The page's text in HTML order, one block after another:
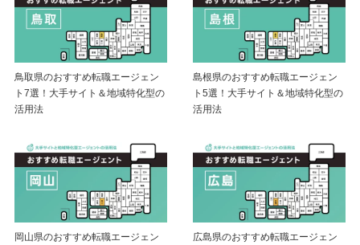
鳥取県のおすすめ転職エージェン
ト7選！大手サイト＆地域特化型の
活用法
島根県のおすすめ転職エージェン
ト5選！大手サイト＆地域特化型の
活用法
岡山県のおすすめ転職エージェン
広島県のおすすめ転職エージェン